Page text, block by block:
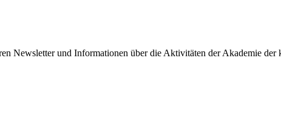
Newsletter und Informationen über die Aktivitäten der Akademie